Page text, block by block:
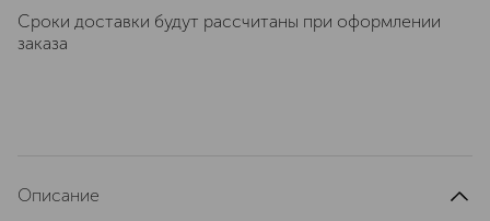
Сроки доставки будут рассчитаны при оформлении
заказа
Описание